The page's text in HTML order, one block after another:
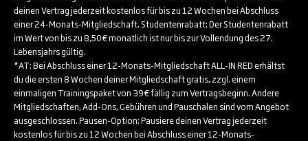
deinen Vertrag jederzeit kostenlos für bis zu 12 Wochen bei Abschluss
einer 24-Monats-Mitgliedschaft. Studentenrabatt: Der Studentenrabatt
im Wert von bis zu 8,50€ monatlich ist nur bis zur Vollendung des 27.
Lebensjahrs gültig.
*AT: Bei Abschluss einer 12-Monats-Mitgliedschaft ALL-IN RED erhältst
du die ersten 8 Wochen deiner Mitgliedschaft gratis, zzgl. einem
einmaligen Trainingspaket von 39€ fällig zum Vertragsbeginn. Andere
Mitgliedschaften, Add-Ons, Gebühren und Pauschalen sind vom Angebot
ausgeschlossen. Pausen-Option: Pausiere deinen Vertrag jederzeit
kostenlos für bis zu 12 Wochen bei Abschluss einer 12-Monats-